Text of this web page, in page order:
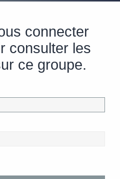
connecter
consulter les
ce groupe.